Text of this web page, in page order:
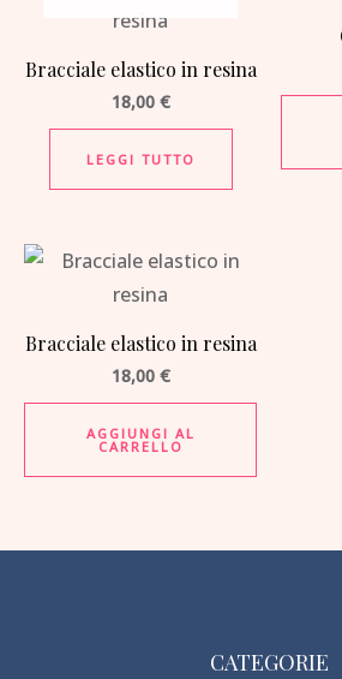
Bracciale elastico in resina
18,00 €
LEGGI TUTTO
Bracciale elastico in resina
18,00 €
AGGIUNGI AL
CARRELLO
CATEGORIE